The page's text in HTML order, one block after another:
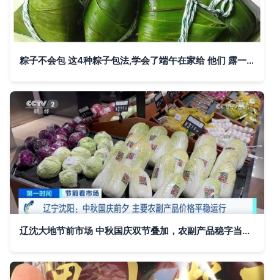
粽子不会包 这4种粽子包法,学会了端午在家给 他们 露一手
辽沈大地节前市场 中秋国庆双节叠加，农副产品稳字当头运行记